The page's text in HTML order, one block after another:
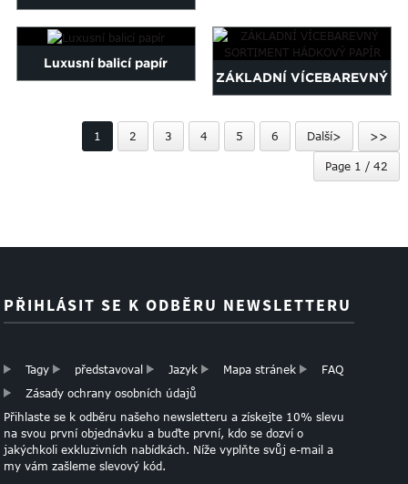
STŘÍBRNÉHO HÁBANÉHO
PAPÍRU
Luxusní balicí papír
ZÁKLADNÍ VÍCEBAREVNÝ
PAPÍR
1 2 3 4 5 6 Další> >>
Page 1 / 42
PŘIHLÁSIT SE K ODBĚRU NEWSLETTERU
Tagy představoval Jazyk Mapa stránek
FAQ
Zásady ochrany osobních údajů
Přihlaste se k odběru našeho newsletteru a získejte 10% slevu
na svou první objednávku a buďte první, kdo se dozví o
jakýchkoli exkluzivních nabídkách. Níže vyplňte svůj e-mail a
my vám zašleme slevový kód.